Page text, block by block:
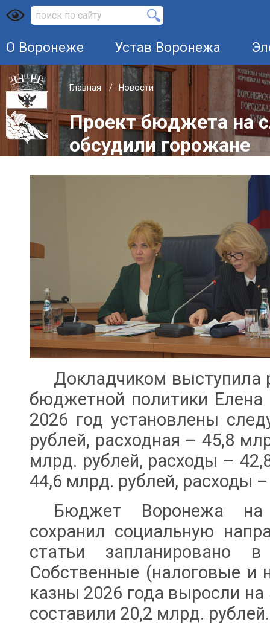
О Воронеже Устав Воронежа
Главная Новости
Проект бюджета на
обсудили горожане
Докладчиком выступила
бюджетной политики
2026 год установлены
рублей, расходная – 45,8
млрд. рублей, расходы –
44,6 млрд. рублей, расходы
Бюджет Воронежа на
сохранил социальную
статьи
Собственные (налоговые и
казны 2026 года выросли
составили 20,2 млрд. рублей.